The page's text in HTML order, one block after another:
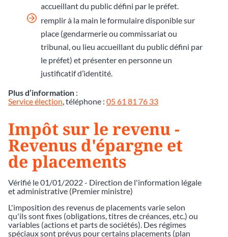
accueillant du public défini par le préfet.
remplir à la main le formulaire disponible sur
place (gendarmerie ou commissariat ou
tribunal, ou lieu accueillant du public défini par
le préfet) et présenter en personne un
justificatif d’identité.
Plus d’information :
Service élection , téléphone : 05 61 81 76 33
Impôt sur le revenu -
Revenus d'épargne et
de placements
Vérifié le 01/01/2022 - Direction de l'information légale
et administrative (Premier ministre)
L'imposition des revenus de placements varie selon
qu'ils sont fixes (obligations, titres de créances, etc.) ou
variables (actions et parts de sociétés). Des régimes
spéciaux sont prévus pour certains placements (plan